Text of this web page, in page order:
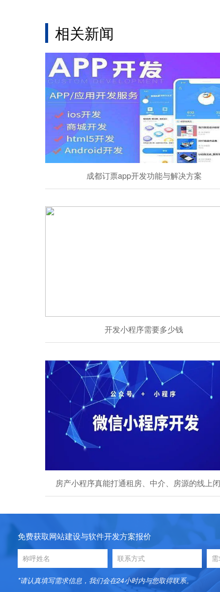
相关新闻
成都订票app开发功能与解决方案
开发小程序需要多少钱
房产小程序真能打通租房、中介、房源的线上
免费获取网站建设与软件开发方案报价
*请认真填写需求信息，我们会在24小时内与您取得联系。